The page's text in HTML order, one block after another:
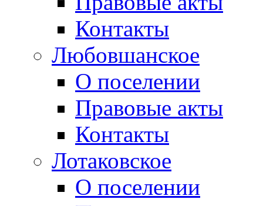
Контакты
Любовшанское
О поселении
Правовые акты
Контакты
Лотаковское
О поселении